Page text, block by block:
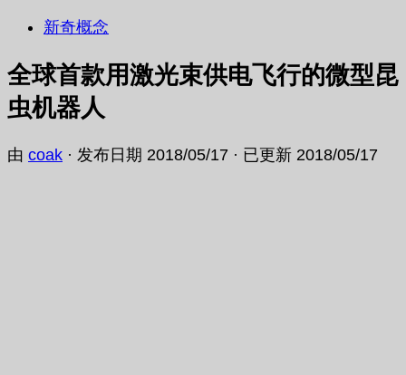
新奇概念
全球首款用激光束供电飞行的微型昆
虫机器人
由 coak · 发布日期 2018/05/17 · 已更新 2018/05/17